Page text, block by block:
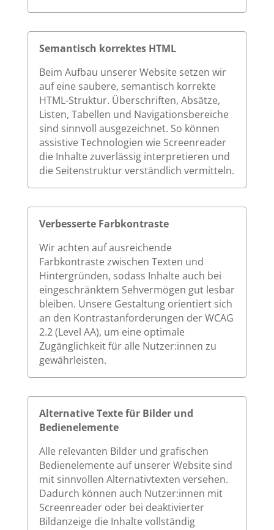
Semantisch korrektes HTML
Beim Aufbau unserer Website setzen wir
auf eine saubere, semantisch korrekte
HTML-Struktur. Überschriften, Absätze,
Listen, Tabellen und Navigationsbereiche
sind sinnvoll ausgezeichnet. So können
assistive Technologien wie Screenreader
die Inhalte zuverlässig interpretieren und
die Seitenstruktur verständlich vermitteln.
Verbesserte Farbkontraste
Wir achten auf ausreichende
Farbkontraste zwischen Texten und
Hintergründen, sodass Inhalte auch bei
eingeschränktem Sehvermögen gut lesbar
bleiben. Unsere Gestaltung orientiert sich
an den Kontrastanforderungen der WCAG
2.2 (Level AA), um eine optimale
Zugänglichkeit für alle Nutzer:innen zu
gewährleisten.
Alternative Texte für Bilder und
Bedienelemente
Alle relevanten Bilder und grafischen
Bedienelemente auf unserer Website sind
mit sinnvollen Alternativtexten versehen.
Dadurch können auch Nutzer:innen mit
Screenreader oder bei deaktivierter
Bildanzeige die Inhalte vollständig